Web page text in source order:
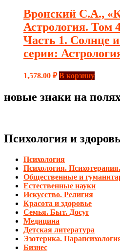
Вронский С.А.,
Астрология. Том
Часть 1. Солнце
серии:
1,578.00 ₽ В корзину
новые знаки на
Психология и
Психология
Психология.
Общественные и
Естественные науки
Искусство. Религия
Красота и здоровье
Семья. Быт. Досуг
Медицина
Детская литература
Эзотерика.
Бизнес